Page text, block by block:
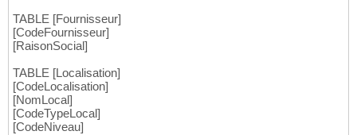
TABLE [Fournisseur]
[CodeFournisseur]
[RaisonSocial]
TABLE [Localisation]
[CodeLocalisation]
[NomLocal]
[CodeTypeLocal]
[CodeNiveau]